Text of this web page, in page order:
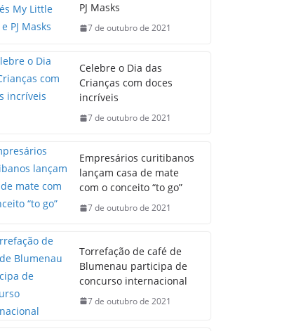
PJ Masks
7 de outubro de 2021
Celebre o Dia das
Crianças com doces
incríveis
7 de outubro de 2021
Empresários curitibanos
lançam casa de mate
com o conceito “to go”
7 de outubro de 2021
Torrefação de café de
Blumenau participa de
concurso internacional
7 de outubro de 2021